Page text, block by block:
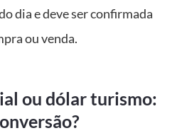
dia e deve ser confirmada
ou venda.
ou dólar turismo: